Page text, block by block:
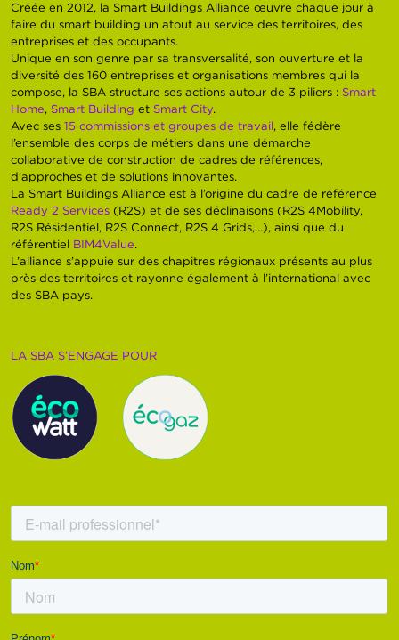
Créée en 2012, la Smart Buildings Alliance œuvre chaque jour à
faire du smart building un atout au service des territoires, des
entreprises et des occupants.
Unique en son genre par sa transversalité, son ouverture et la
diversité des 160 entreprises et organisations membres qui la
compose, la SBA structure ses actions autour de 3 piliers : Smart
Home, Smart Building et Smart City.
Avec ses15 commissions et groupes de travail, elle fédère
l’ensemble des corps de métiers dans une démarche
collaborative de construction de cadres de références,
d’approches et de solutions innovantes.
La Smart Buildings Alliance est à l’origine du cadre de référence
Ready 2 Services (R2S) et de ses déclinaisons (R2S 4Mobility,
R2S Résidentiel, R2S Connect, R2S 4 Grids,…), ainsi que du
référentiel BIM4Value.
L’alliance s’appuie sur des chapitres régionaux présents au plus
près des territoires et rayonne également à l’international avec
des SBA pays.
LA SBA S’ENGAGE POUR